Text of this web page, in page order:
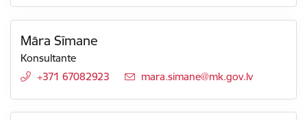
Māra Sīmane
Konsultante
+371 67082923
E-pasts:
mara.simane@mk.gov.lv